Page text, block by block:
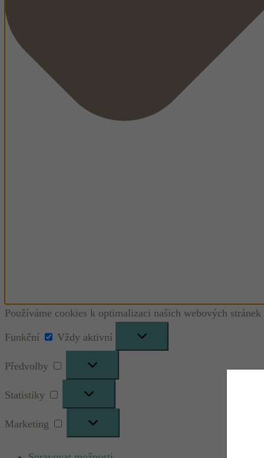
Používáme cookies k optimalizaci našich webových stránek
Funkční Vždy aktivní
Předvolby
Statistiky
Marketing